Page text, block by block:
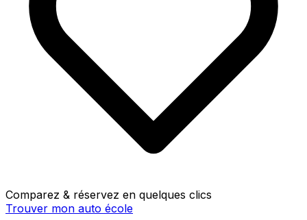
Comparez & réservez en quelques clics
Trouver mon auto école